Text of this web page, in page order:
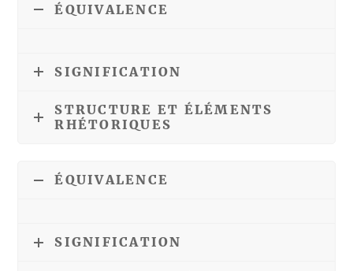
ÉQUIVALENCE
SIGNIFICATION
STRUCTURE ET ÉLÉMENTS
RHÉTORIQUES
ÉQUIVALENCE
SIGNIFICATION